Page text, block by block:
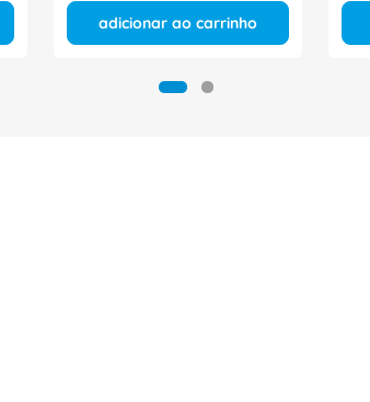
adicionar ao carrinho